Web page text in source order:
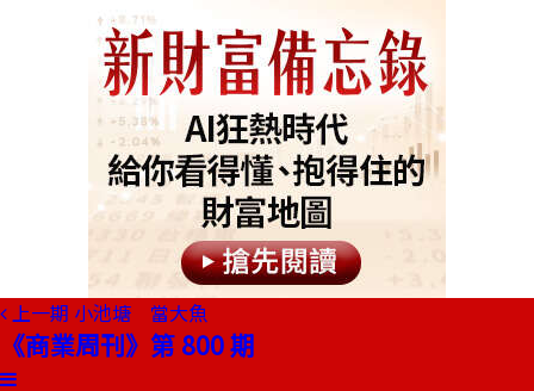
上一期 小池塘 當大魚
《商業周刊》第 800 期